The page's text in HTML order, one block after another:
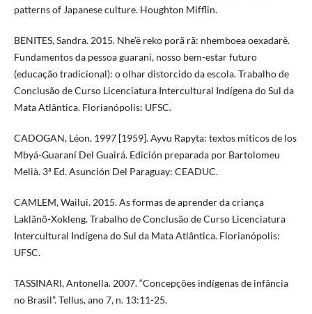
patterns of Japanese culture. Houghton Mifflin.
BENITES, Sandra. 2015. Nhe’ë reko porã rã: nhemboea oexadarë.
Fundamentos da pessoa guarani, nosso bem-estar futuro
(educação tradicional): o olhar distorcido da escola. Trabalho de
Conclusão de Curso Licenciatura Intercultural Indígena do Sul da
Mata Atlântica. Florianópolis: UFSC.
CADOGAN, Léon. 1997 [1959]. Ayvu Rapyta: textos míticos de los
Mbyá-Guaraní Del Guairá. Edición preparada por Bartolomeu
Melià. 3ª Ed. Asunción Del Paraguay: CEADUC.
CAMLEM, Wailui. 2015. As formas de aprender da criança
Laklãnõ-Xokleng. Trabalho de Conclusão de Curso Licenciatura
Intercultural Indígena do Sul da Mata Atlântica. Florianópolis:
UFSC.
TASSINARI, Antonella. 2007. “Concepções indígenas de infância
no Brasil”. Tellus, ano 7, n. 13:11-25.